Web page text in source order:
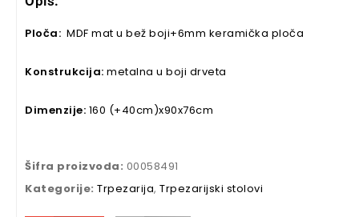
Ploča: MDF mat u bež boji+6mm keramička ploča
Konstrukcija: metalna u boji drveta
Dimenzije: 160 (+40cm)x90x76cm
Šifra proizvoda: 00058491
Kategorije: Trpezarija, Trpezarijski stolovi